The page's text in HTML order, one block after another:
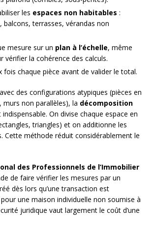
les espaces non habitables :
balcons, terrasses, vérandas non
mesure sur un plan à l’échelle, même
vérifier la cohérence des calculs.
fois chaque pièce avant de valider le total.
des configurations atypiques (pièces en
murs non parallèles), la décomposition
indispensable. On divise chaque espace en
triangles) et on additionne les
Cette méthode réduit considérablement le
des Professionnels de l’Immobilier
de faire vérifier les mesures par un
dès lors qu’une transaction est
une maison individuelle non soumise à
juridique vaut largement le coût d’une